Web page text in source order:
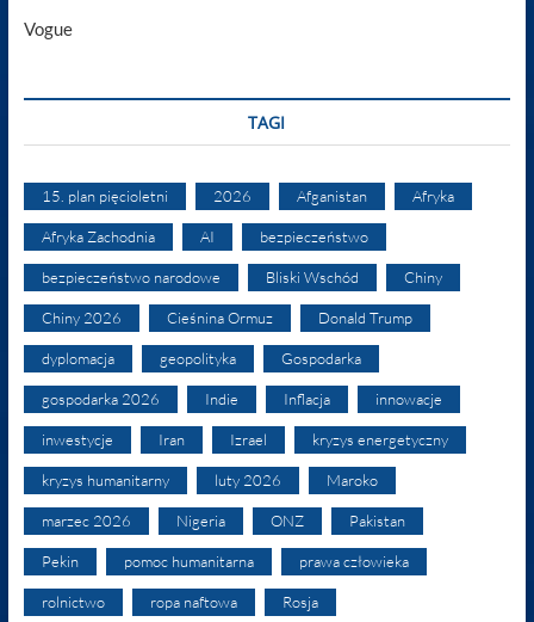
Vogue
TAGI
15. plan pięcioletni 2026 Afganistan Afryka
Afryka Zachodnia AI bezpieczeństwo
bezpieczeństwo narodowe Bliski Wschód Chiny
Chiny 2026 Cieśnina Ormuz Donald Trump
dyplomacja geopolityka Gospodarka
gospodarka 2026 Indie Inflacja innowacje
inwestycje Iran Izrael kryzys energetyczny
kryzys humanitarny luty 2026 Maroko
marzec 2026 Nigeria ONZ Pakistan
Pekin pomoc humanitarna prawa człowieka
rolnictwo ropa naftowa Rosja